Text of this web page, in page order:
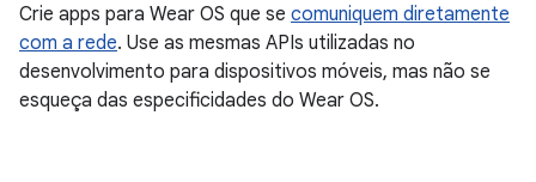
Crie apps para Wear OS que se comuniquem diretamente
com a rede. Use as mesmas APIs utilizadas no
desenvolvimento para dispositivos móveis, mas não se
esqueça das especificidades do Wear OS.